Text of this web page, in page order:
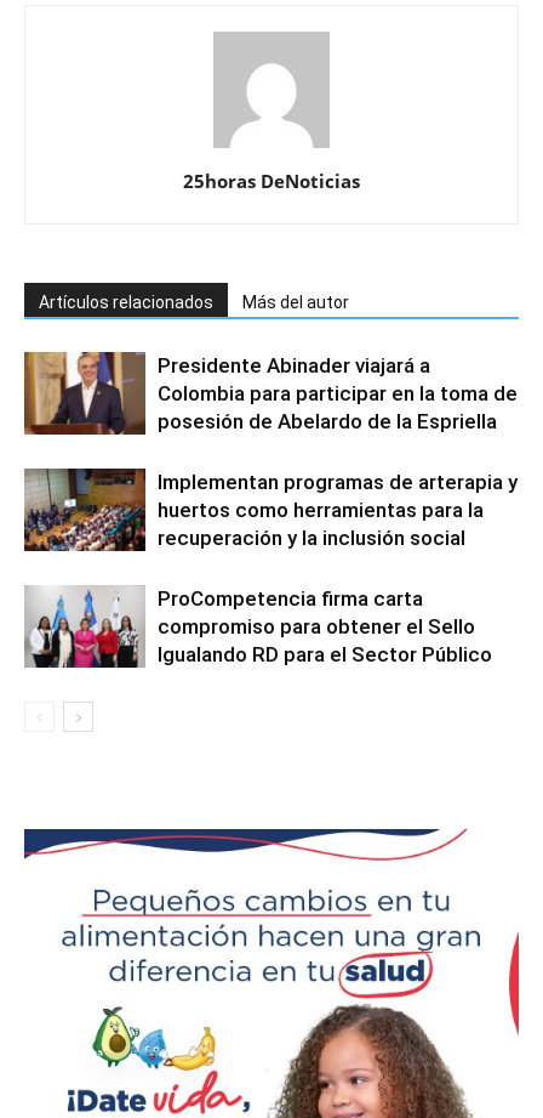
25horas DeNoticias
Artículos relacionados Más del autor
Presidente Abinader viajará a
Colombia para participar en la toma de
posesión de Abelardo de la Espriella
Implementan programas de arterapia y
huertos como herramientas para la
recuperación y la inclusión social
ProCompetencia firma carta
compromiso para obtener el Sello
Igualando RD para el Sector Público